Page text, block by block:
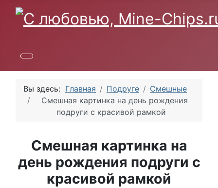
Вы здесь: Главная Подруге
Смешные
Смешная картинка на день рождения
подруги c красивой рамкой
Смешная картинка на
день рождения подруги c
красивой рамкой